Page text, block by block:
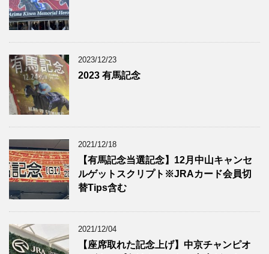
2023/12/23
2023 有馬記念
2021/12/18
【有馬記念当選記念】12月中山キャンセ
ルゲットスクリプト※JRAカード会員切
替Tips含む
2021/12/04
【座席取れた記念上げ】中京チャンピオ